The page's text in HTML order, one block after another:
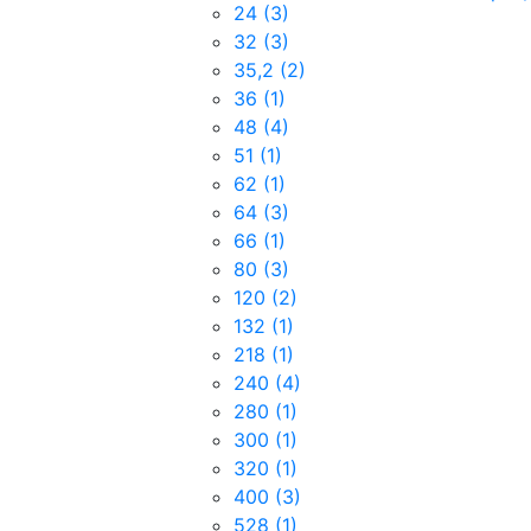
24 (3)
32 (3)
35,2 (2)
36 (1)
48 (4)
51 (1)
62 (1)
64 (3)
66 (1)
80 (3)
120 (2)
132 (1)
218 (1)
240 (4)
280 (1)
300 (1)
320 (1)
400 (3)
528 (1)